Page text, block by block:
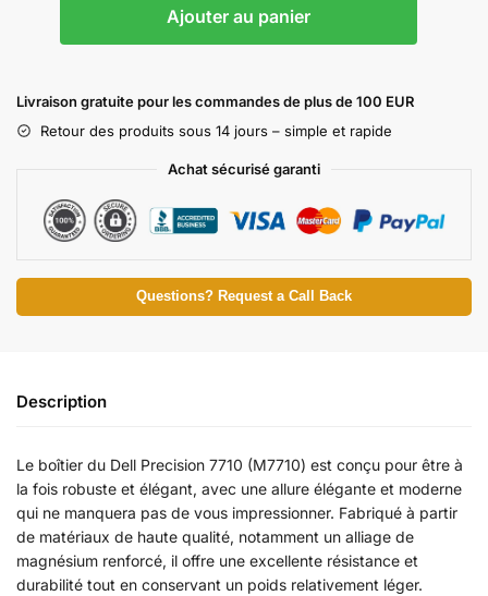
Ajouter au panier
Livraison gratuite pour les commandes de plus de 100 EUR
Retour des produits sous 14 jours – simple et rapide
Achat sécurisé garanti
Questions? Request a Call Back
Description
Le boîtier du Dell Precision 7710 (M7710) est conçu pour être à
la fois robuste et élégant, avec une allure élégante et moderne
qui ne manquera pas de vous impressionner. Fabriqué à partir
de matériaux de haute qualité, notamment un alliage de
magnésium renforcé, il offre une excellente résistance et
durabilité tout en conservant un poids relativement léger.